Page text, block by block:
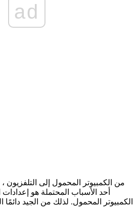
ad
أحد الأسباب المحتملة هو
الكمبيوتر المحمول. لذلك من الجيد